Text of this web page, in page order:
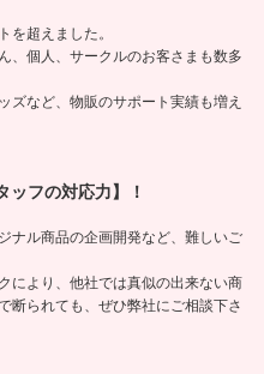
を超えました。
、個人、サークルのお客さまも数多
ズなど、物販のサポート実績も増え
ッフの対応力】！
ナル商品の企画開発など、難しいご
により、他社では真似の出来ない商
断られても、ぜひ弊社にご相談下さ